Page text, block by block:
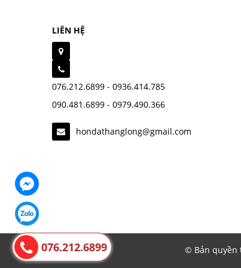
LIÊN HỆ
076.212.6899 - 0936.414.785
090.481.6899 - 0979.490.366
hondathanglong@gmail.com
© Bản quyền
076.212.6899